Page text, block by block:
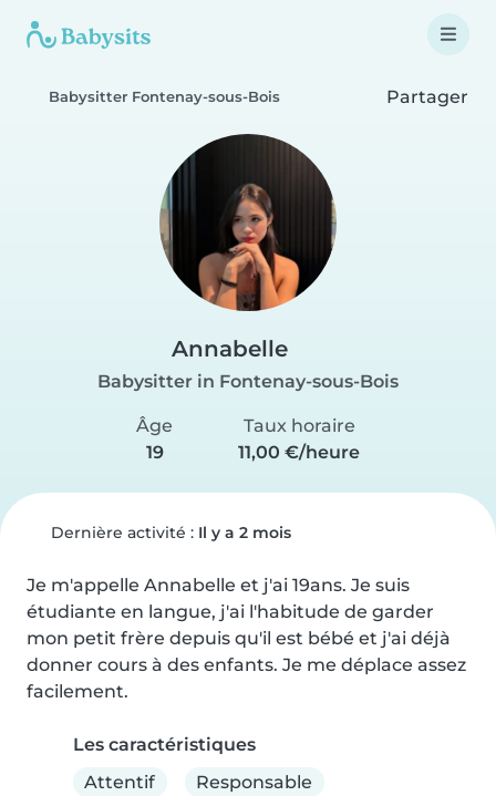
Babysitter Fontenay-sous-Bois Partager
Annabelle
Babysitter in Fontenay-sous-Bois
Âge
19
Taux horaire
11,00 €/heure
Dernière activité : Il y a 2 mois
Je m'appelle Annabelle et j'ai 19ans. Je suis
étudiante en langue, j'ai l'habitude de garder
mon petit frère depuis qu'il est bébé et j'ai déjà
donner cours à des enfants. Je me déplace assez
facilement.
Les caractéristiques
Attentif
Responsable